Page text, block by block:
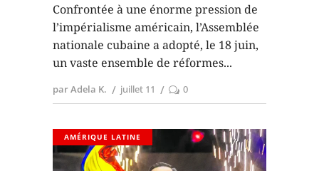
Confrontée à une énorme pression de
l’impérialisme américain, l’Assemblée
nationale cubaine a adopté, le 18 juin,
un vaste ensemble de réformes
par Adela K. juillet 11 0
AMÉRIQUE LATINE